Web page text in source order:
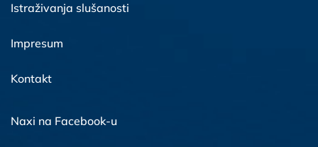
Istraživanja slušanosti
Impresum
Kontakt
Naxi na Facebook-u